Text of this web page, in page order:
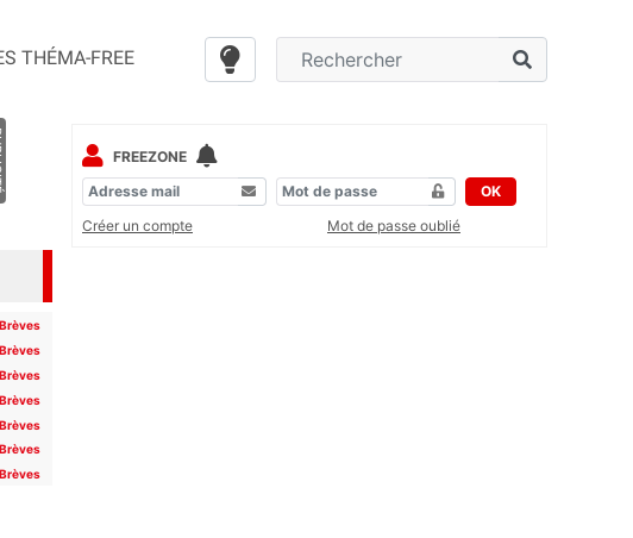
THÉMA-FREE
Brèves
Brèves
Brèves
Brèves
Brèves
Brèves
Brèves
FREEZONE
OK
Créer un compte
Mot de passe oublié